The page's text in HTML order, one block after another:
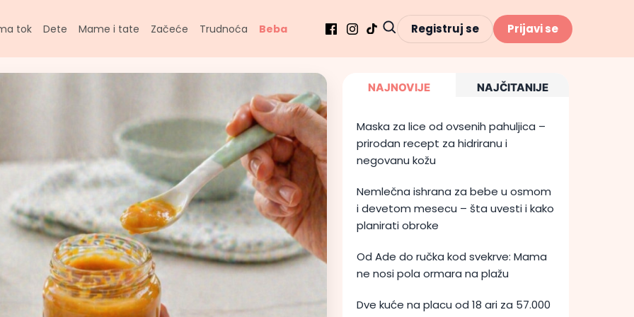
tok Dete Mame i tate Začeće Trudnoća Beba Registruj se Prijavi se
NAJNOVIJE NAJČITANIJE
Maska za lice od ovsenih pahuljica –
prirodan recept za hidriranu i
negovanu kožu
Nemlečna ishrana za bebe u osmom
i devetom mesecu – šta uvesti i kako
planirati obroke
Od Ade do ručka kod svekrve: Mama
ne nosi pola ormara na plažu
Dve kuće na placu od 18 ari za 57.000